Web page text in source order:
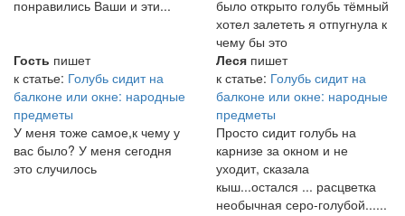
понравились Ваши и эти...
было открыто голубь тёмный
хотел залететь я отпугнула к
чему бы это
Гость пишет
к статье: Голубь сидит на
балконе или окне: народные
предметы
У меня тоже самое,к чему у
вас было? У меня сегодня
это случилось
Леся пишет
к статье: Голубь сидит на
балконе или окне: народные
предметы
Просто сидит голубь на
карнизе за окном и не
уходит, сказала
кыш...остался ... расцветка
необычная серо-голубой......